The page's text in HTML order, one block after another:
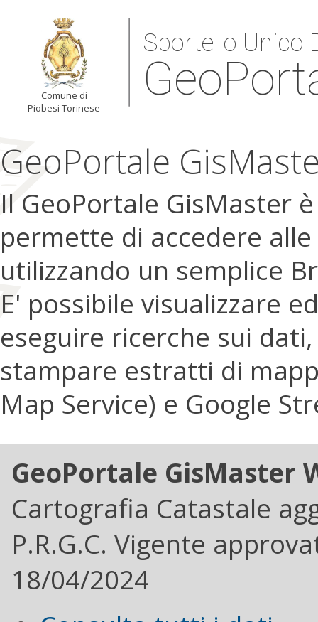
Comune di
Piobesi Torinese
Sportello Unico
GeoPortale
Il GeoPortale GisMaster
permette di accedere
utilizzando un semplice
E' possibile visualizzare
eseguire ricerche sui
stampare estratti di
Map Service) e Google
GeoPortale GisMaster
Cartografia Catastale
P.R.G.C. Vigente
18/04/2024